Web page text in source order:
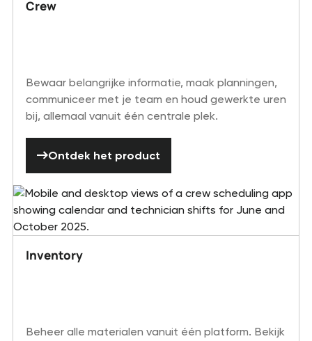
Crew
Bewaar belangrijke informatie, maak planningen,
communiceer met je team en houd gewerkte uren
bij, allemaal vanuit één centrale plek.
Ontdek het product
Inventory
Beheer alle materialen vanuit één platform. Bekijk